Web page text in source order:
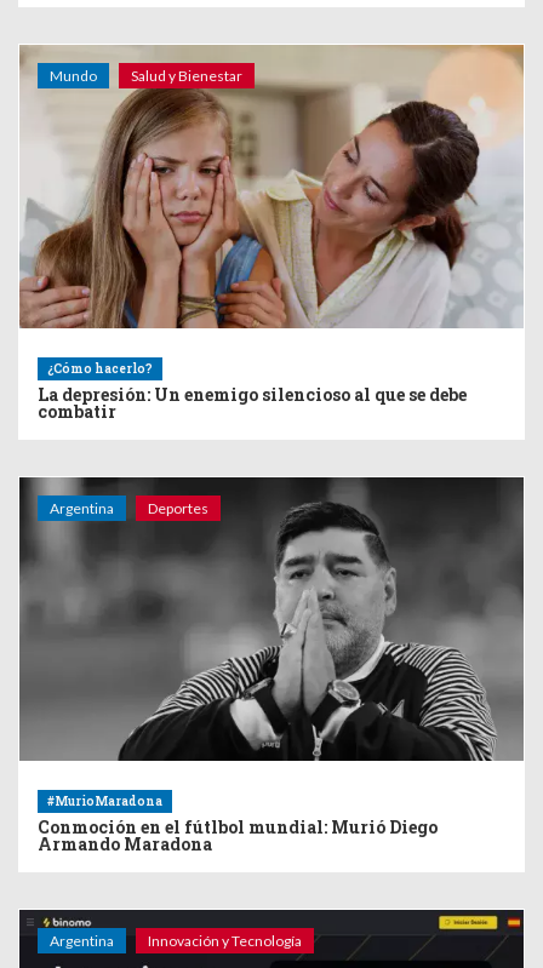
Mundo Salud y Bienestar
¿Cómo hacerlo?
La depresión: Un enemigo silencioso al que se debe
combatir
Argentina Deportes
#MurioMaradona
Conmoción en el fútlbol mundial: Murió Diego
Armando Maradona
Argentina Innovación y Tecnología